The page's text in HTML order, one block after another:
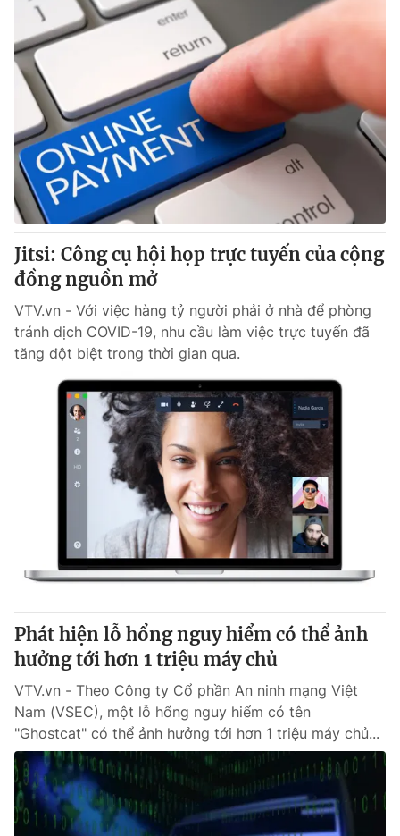
Jitsi: Công cụ hội họp trực tuyến của cộng
đồng nguồn mở
VTV.vn - Với việc hàng tỷ người phải ở nhà để phòng
tránh dịch COVID-19, nhu cầu làm việc trực tuyến đã
tăng đột biệt trong thời gian qua.
Phát hiện lỗ hổng nguy hiểm có thể ảnh
hưởng tới hơn 1 triệu máy chủ
VTV.vn - Theo Công ty Cổ phần An ninh mạng Việt
Nam (VSEC), một lỗ hổng nguy hiểm có tên
"Ghostcat" có thể ảnh hưởng tới hơn 1 triệu máy chủ...